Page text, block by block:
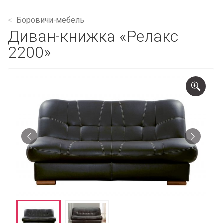
Боровичи-мебель
Диван-книжка «Релакс
2200»